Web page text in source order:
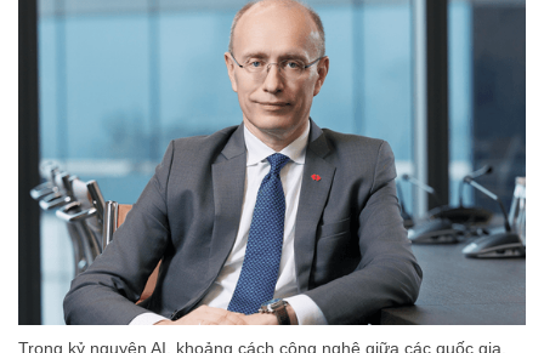
Trong kỷ nguyên AI, khoảng cách công nghệ giữa các quốc gia,